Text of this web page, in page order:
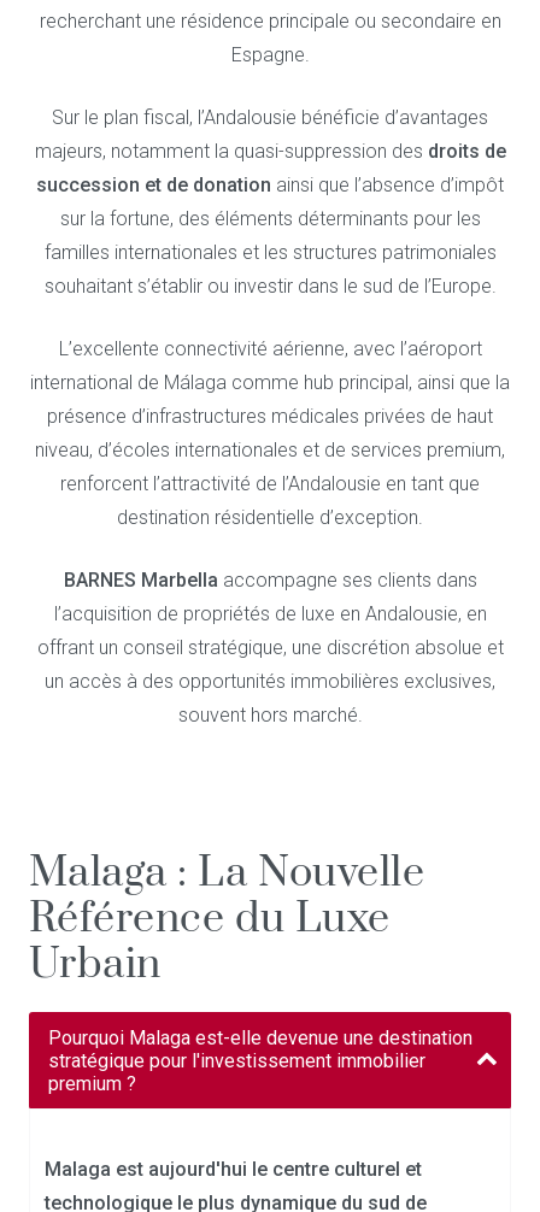
recherchant une résidence principale ou secondaire en
Espagne.
Sur le plan fiscal, l’Andalousie bénéficie d’avantages
majeurs, notamment la quasi-suppression des droits de
succession et de donation ainsi que l’absence d’impôt
sur la fortune, des éléments déterminants pour les
familles internationales et les structures patrimoniales
souhaitant s’établir ou investir dans le sud de l’Europe.
L’excellente connectivité aérienne, avec l’aéroport
international de Málaga comme hub principal, ainsi que la
présence d’infrastructures médicales privées de haut
niveau, d’écoles internationales et de services premium,
renforcent l’attractivité de l’Andalousie en tant que
destination résidentielle d’exception.
BARNES Marbella accompagne ses clients dans
l’acquisition de propriétés de luxe en Andalousie, en
offrant un conseil stratégique, une discrétion absolue et
un accès à des opportunités immobilières exclusives,
souvent hors marché.
Malaga : La Nouvelle
Référence du Luxe
Urbain
Pourquoi Malaga est-elle devenue une destination
stratégique pour l'investissement immobilier
premium ?
Malaga est aujourd'hui le centre culturel et
technologique le plus dynamique du sud de